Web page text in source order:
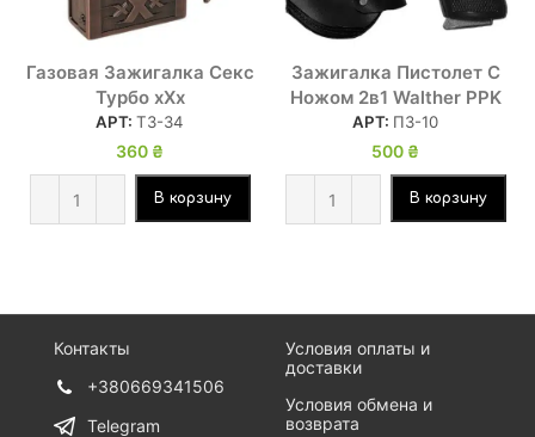
Газовая Зажигалка Секс
Турбо xXx
АРТ: ТЗ-34
360 ₴
В корзину
Зажигалка Пистолет С
Ножом 2в1 Walther PPK
АРТ: ПЗ-10
500 ₴
В корзину
Контакты
+380669341506
Telegram
Условия оплаты и
доставки
Условия обмена и
возврата